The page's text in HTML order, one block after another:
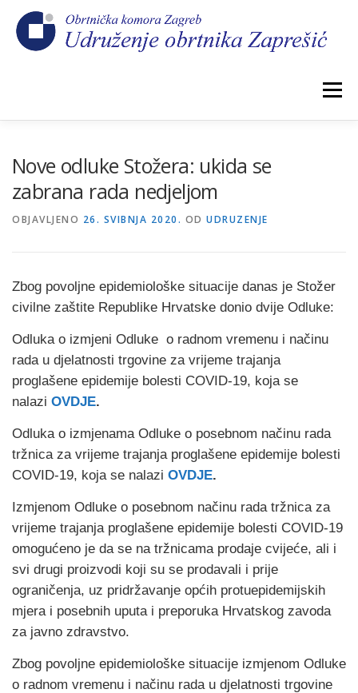
sadržaj
Izbornik
Nove odluke Stožera: ukida se
zabrana rada nedjeljom
OBJAVLJENO 26. SVIBNJA 2020. OD UDRUZENJE
Zbog povoljne epidemiološke situacije danas je Stožer
civilne zaštite Republike Hrvatske donio dvije Odluke:
Odluka o izmjeni Odluke o radnom vremenu i načinu
rada u djelatnosti trgovine za vrijeme trajanja
proglašene epidemije bolesti COVID-19, koja se
nalazi OVDJE.
Odluka o izmjenama Odluke o posebnom načinu rada
tržnica za vrijeme trajanja proglašene epidemije bolesti
COVID-19, koja se nalazi OVDJE.
Izmjenom Odluke o posebnom načinu rada tržnica za
vrijeme trajanja proglašene epidemije bolesti COVID-19
omogućeno je da se na tržnicama prodaje cvijeće, ali i
svi drugi proizvodi koji su se prodavali i prije
ograničenja, uz pridržavanje općih protuepidemijskih
mjera i posebnih uputa i preporuka Hrvatskog zavoda
za javno zdravstvo.
Zbog povoljne epidemiološke situacije izmjenom Odluke
o radnom vremenu i načinu rada u djelatnosti trgovine